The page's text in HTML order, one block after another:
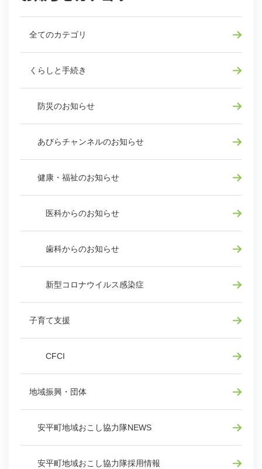
全てのカテゴリ
くらしと手続き
防災のお知らせ
あびらチャンネルのお知らせ
健康・福祉のお知らせ
医科からのお知らせ
歯科からのお知らせ
新型コロナウイルス感染症
子育て支援
CFCI
地域振興・団体
安平町地域おこし協力隊NEWS
安平町地域おこし協力隊採用情報